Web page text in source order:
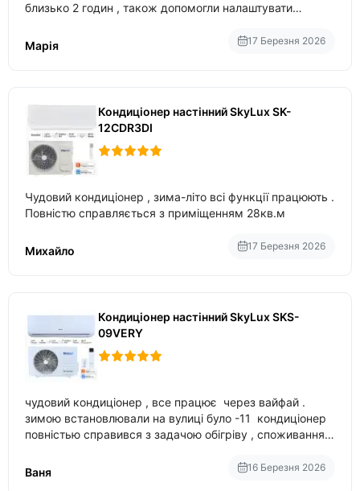
близько 2 годин , також допомогли налаштувати
Марія
17 Березня 2026
Кондиціонер настінний SkyLux SK-
12CDR3DI
Чудовий кондиціонер , зима-літо всі функції працюють .
Повністю справляється з приміщенням 28кв.м
Михайло 17 Березня 2026
Кондиціонер настінний SkyLux SKS-
09VERY
чудовий кондиціонер , все працює через вайфай .
зимою встановлювали на вулиці було -11 кондиціонер
повністью справився з задачою обігріву , споживання
температури
Ваня 16 Березня 2026